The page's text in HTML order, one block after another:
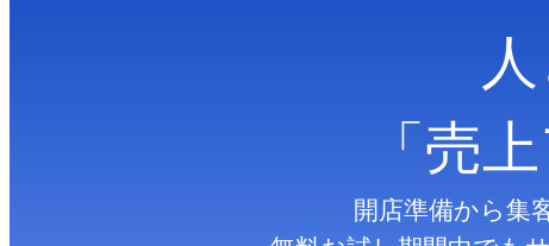
「売
開店準備から集